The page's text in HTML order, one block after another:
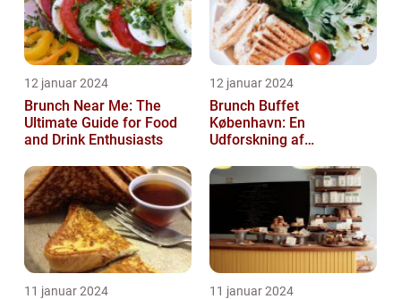
12 januar 2024
Brunch Near Me: The
Ultimate Guide for Food
and Drink Enthusiasts
12 januar 2024
Brunch Buffet
København: En
Udforskning af
11 januar 2024 11 januar 2024